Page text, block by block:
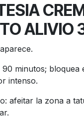
ALIVIO
minutos;
intenso.
afeitar la zona a